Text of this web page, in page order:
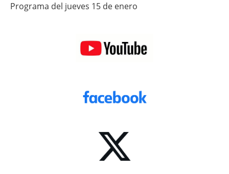
Programa del jueves 15 de enero